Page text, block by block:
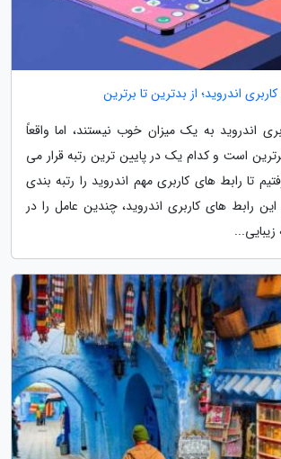
اندروید؛ از بدترین تا برترین
اندروید به یک میزان خوب نیستند، اما واقعاً
است و کدام یک در پایین ترین رتبه قرار می
تا رابط های کاربری مهم اندروید را رتبه بندی
رابط های کاربری اندروید، چندین عامل را در
زیبایی...